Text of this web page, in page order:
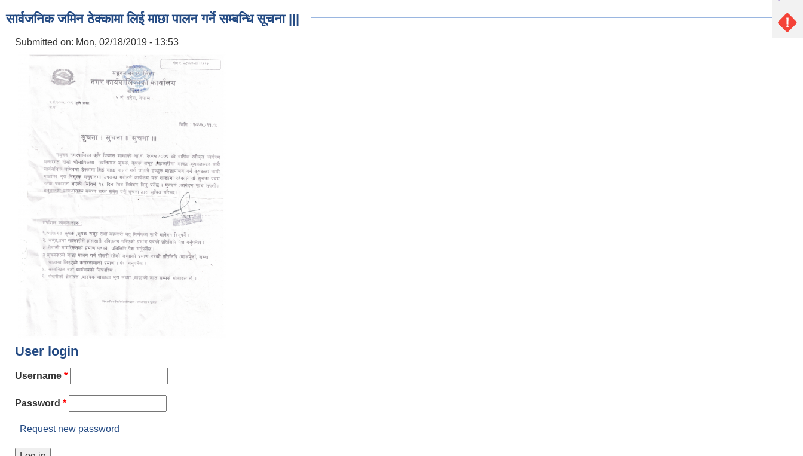
सार्वजनिक जमिन ठेक्कामा लिई माछा पालन गर्ने सम्बन्धि सूचना |||
Submitted on: Mon, 02/18/2019 - 13:53
User login
Username *
Password *
Request new password